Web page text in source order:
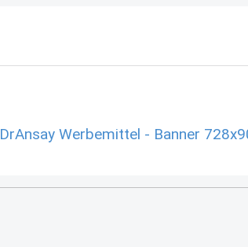
DrAnsay Werbemittel - Banner